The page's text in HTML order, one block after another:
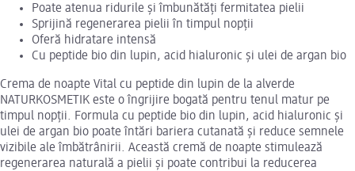
Poate atenua ridurile și îmbunătăți fermitatea pielii
Sprijină regenerarea pielii în timpul nopții
Oferă hidratare intensă
Cu peptide bio din lupin, acid hialuronic și ulei de argan bio
Crema de noapte Vital cu peptide din lupin de la alverde
NATURKOSMETIK este o îngrijire bogată pentru tenul matur pe
timpul nopții. Formula cu peptide bio din lupin, acid hialuronic și
ulei de argan bio poate întări bariera cutanată și reduce semnele
vizibile ale îmbătrânirii. Această cremă de noapte stimulează
regenerarea naturală a pielii și poate contribui la reducerea